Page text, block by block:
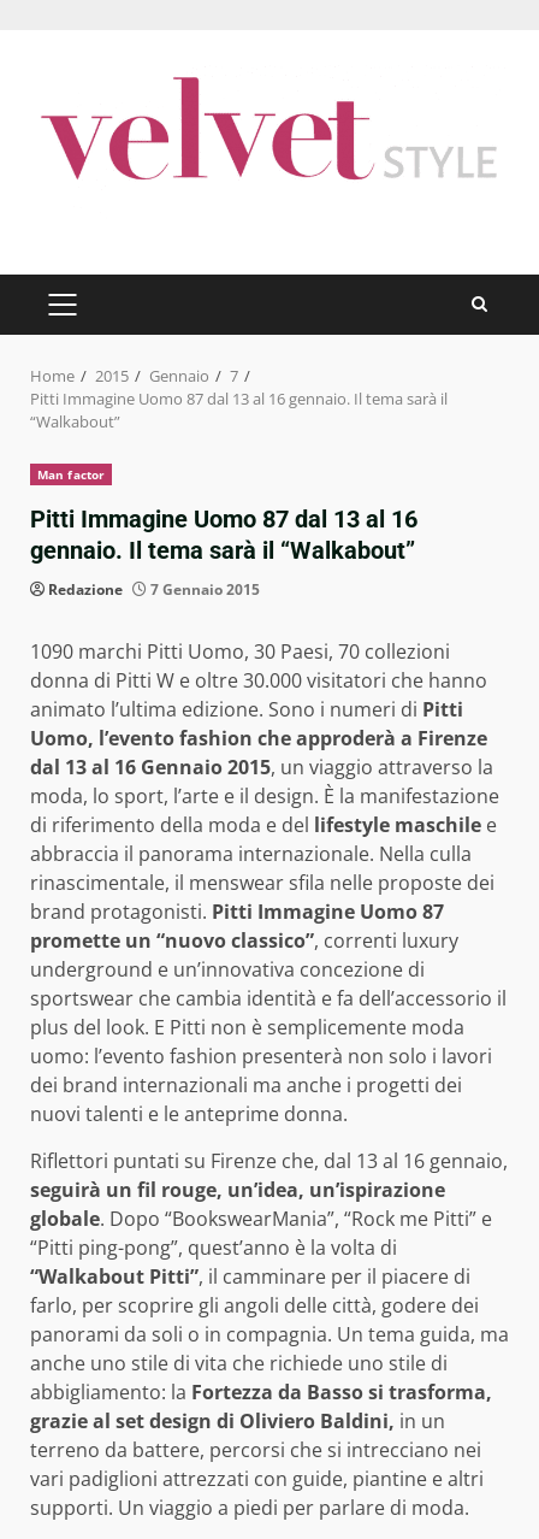
PRIMARY
MENU
Home 2015 Gennaio
7
Pitti Immagine Uomo 87 dal 13 al 16 gennaio. Il tema sarà il
“Walkabout”
Man factor
Pitti Immagine Uomo 87 dal 13 al 16
gennaio. Il tema sarà il “Walkabout”
Redazione 7 Gennaio 2015
1090 marchi Pitti Uomo, 30 Paesi, 70 collezioni
donna di Pitti W e oltre 30.000 visitatori che hanno
animato l’ultima edizione. Sono i numeri di Pitti
Uomo, l’evento fashion che approderà a Firenze
dal 13 al 16 Gennaio 2015, un viaggio attraverso la
moda, lo sport, l’arte e il design. È la manifestazione
di riferimento della moda e del lifestyle maschile e
abbraccia il panorama internazionale. Nella culla
rinascimentale, il menswear sfila nelle proposte dei
brand protagonisti. Pitti Immagine Uomo 87
promette un “nuovo classico”, correnti luxury
underground e un’innovativa concezione di
sportswear che cambia identità e fa dell’accessorio il
plus del look. E Pitti non è semplicemente moda
uomo: l’evento fashion presenterà non solo i lavori
dei brand internazionali ma anche i progetti dei
nuovi talenti e le anteprime donna.
Riflettori puntati su Firenze che, dal 13 al 16 gennaio,
seguirà un fil rouge, un’idea, un’ispirazione
globale. Dopo “BookswearMania”, “Rock me Pitti” e
“Pitti ping-pong”, quest’anno è la volta di
“Walkabout Pitti”, il camminare per il piacere di
farlo, per scoprire gli angoli delle città, godere dei
panorami da soli o in compagnia. Un tema guida, ma
anche uno stile di vita che richiede uno stile di
abbigliamento: la Fortezza da Basso si trasforma,
grazie al set design di Oliviero Baldini, in un
terreno da battere, percorsi che si intrecciano nei
vari padiglioni attrezzati con guide, piantine e altri
supporti. Un viaggio a piedi per parlare di moda.